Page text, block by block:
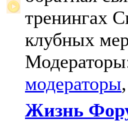
тренингах
клубных
модераторы,
Жизнь